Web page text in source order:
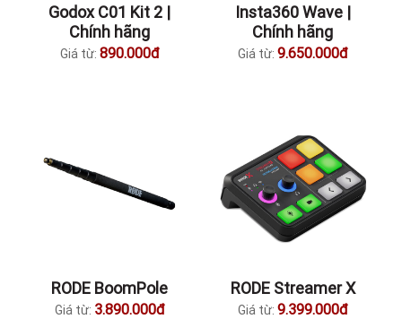
Godox C01 Kit 2 |
Chính hãng
Giá từ: 890.000đ
Insta360 Wave |
Chính hãng
Giá từ: 9.650.000đ
RODE BoomPole
Giá từ: 3.890.000đ
RODE Streamer X
Giá từ: 9.399.000đ